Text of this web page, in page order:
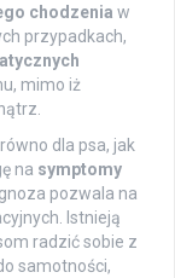
chodzenia w
przypadkach,
mimo iż
dla psa, jak
na symptomy
pozwala na
Istnieją
radzić sobie z
samotności,